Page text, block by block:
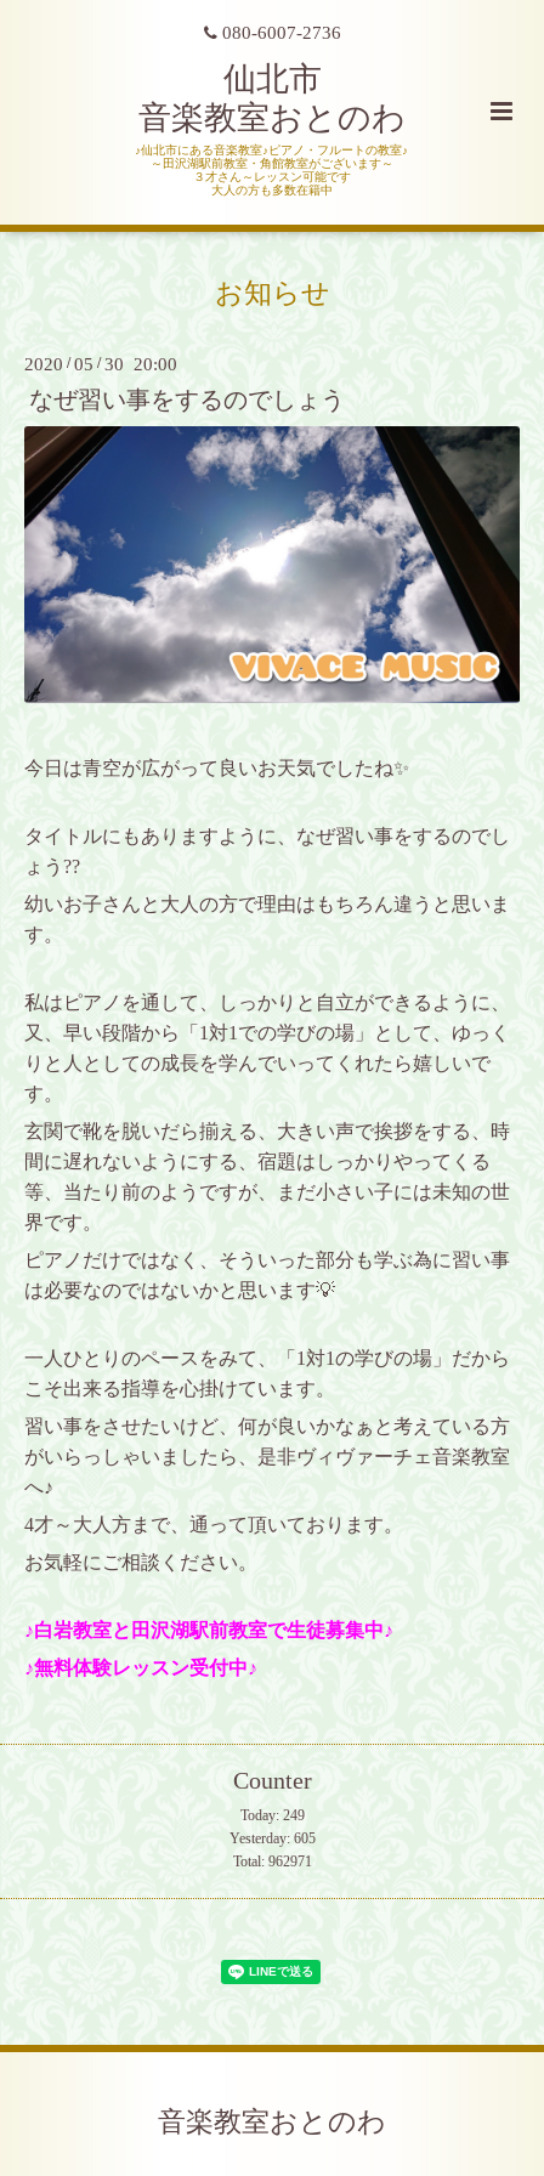
080-6007-2736
仙北市
音楽教室おとのわ
♪仙北市にある音楽教室♪ピアノ・フルートの教室♪
～田沢湖駅前教室・角館教室がございます～
３才さん～レッスン可能です
大人の方も多数在籍中
お知らせ
2020 /05 /30 20:00
なぜ習い事をするのでしょう
今日は青空が広がって良いお天気でしたね✨
タイトルにもありますように、なぜ習い事をするのでし
ょう??
幼いお子さんと大人の方で理由はもちろん違うと思いま
す。
私はピアノを通して、しっかりと自立ができるように、
又、早い段階から「1対1での学びの場」として、ゆっく
りと人としての成長を学んでいってくれたら嬉しいで
す。
玄関で靴を脱いだら揃える、大きい声で挨拶をする、時
間に遅れないようにする、宿題はしっかりやってくる
等、当たり前のようですが、まだ小さい子には未知の世
界です。
ピアノだけではなく、そういった部分も学ぶ為に習い事
は必要なのではないかと思います💡
一人ひとりのペースをみて、「1対1の学びの場」だから
こそ出来る指導を心掛けています。
習い事をさせたいけど、何が良いかなぁと考えている方
がいらっしゃいましたら、是非ヴィヴァーチェ音楽教室
へ♪
4才～大人方まで、通って頂いております。
お気軽にご相談ください。
♪白岩教室と田沢湖駅前教室で生徒募集中♪
♪無料体験レッスン受付中♪
Counter
Today: 249
Yesterday: 605
Total: 962971
音楽教室おとのわ